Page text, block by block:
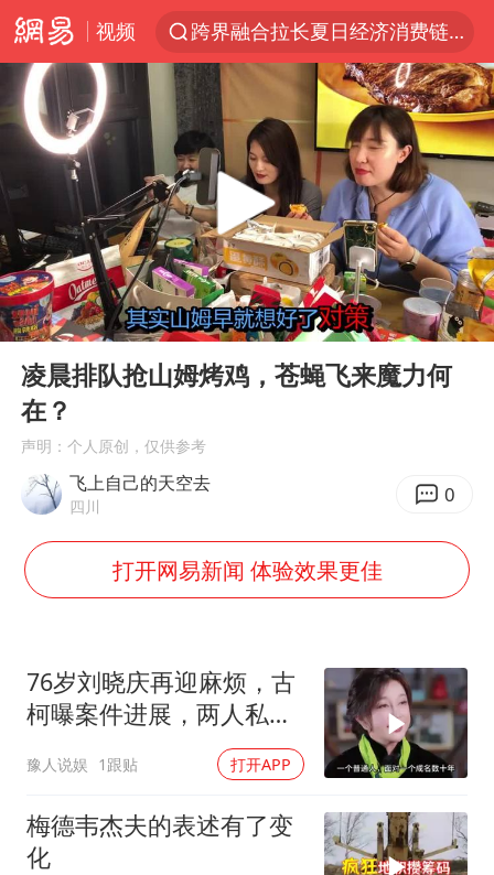
视频
跨界融合拉长夏日经济消费链条
上海轨交全网络地面高架区段限速运行
拜登前列腺癌恶化
四川宜宾5.5级地震后余震为何不断
“伊斯兰版北约”出现
2026年7月份居民消费价格同比上涨0.5%
台铃电动车仅骑一年就断电趴窝
浙江海域将现5到8米巨浪到狂浪
上海中心城区暴雨预警由橙变红
白海豚在海上打了个结
方桃子代言广告视频已下架
外国游客的“中国游三件套”火了
上海大部迎大暴雨
WTT横滨冠军赛女单四强国乒占三席
谢霆锋演唱会隔空祝王菲生日快乐
构建更高水平的全民健身公共服务体系
Play
00:00 05:32
凌晨排队抢山姆烤鸡，苍蝇飞来魔力何
在？
声明：个人原创，仅供参考
飞上自己的天空去
四川 0
打开网易新闻 体验效果更佳
76岁刘晓庆再迎麻烦，古
柯曝案件进展，两人私密
豫人说娱 1跟贴 打开APP
梅德韦杰夫的表述有了变
化